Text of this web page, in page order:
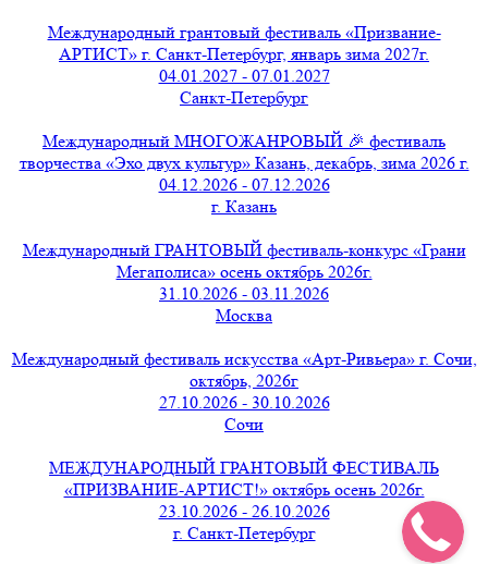
Международный грантовый фестиваль «Призвание-
АРТИСТ» г. Санкт-Петербург, январь зима 2027г.
04.01.2027 - 07.01.2027
Санкт-Петербург
Международный МНОГОЖАНРОВЫЙ 🎉 фестиваль
творчества «Эхо двух культур» Казань, декабрь, зима 2026 г.
04.12.2026 - 07.12.2026
г. Казань
Международный ГРАНТОВЫЙ фестиваль-конкурс «Грани
Мегаполиса» осень октябрь 2026г.
31.10.2026 - 03.11.2026
Москва
Международный фестиваль искусства «Арт-Ривьера» г. Сочи,
октябрь, 2026г
27.10.2026 - 30.10.2026
Сочи
МЕЖДУНАРОДНЫЙ ГРАНТОВЫЙ ФЕСТИВАЛЬ
«ПРИЗВАНИЕ-АРТИСТ!» октябрь осень 2026г.
23.10.2026 - 26.10.2026
г. Санкт-Петербург